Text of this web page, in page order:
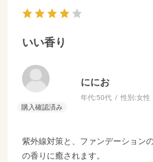
いい香り
ににお
年代:50代 性別:女性
紫外線対策と、ファンデーション
の香りに癒されます。